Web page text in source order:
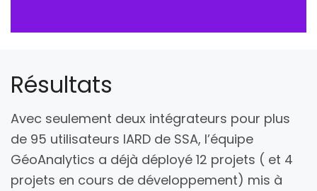
Résultats
Avec seulement deux intégrateurs pour plus
de 95 utilisateurs IARD de SSA, l’équipe
GéoAnalytics a déjà déployé 12 projets ( et 4
projets en cours de développement) mis à